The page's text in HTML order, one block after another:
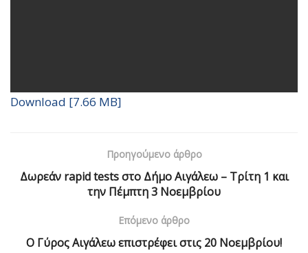
Download [7.66 MB]
Προηγούμενο άρθρο
Δωρεάν rapid tests στο Δήμο Αιγάλεω – Τρίτη 1 και
την Πέμπτη 3 Νοεμβρίου
Επόμενο άρθρο
Ο Γύρος Αιγάλεω επιστρέφει στις 20 Νοεμβρίου!